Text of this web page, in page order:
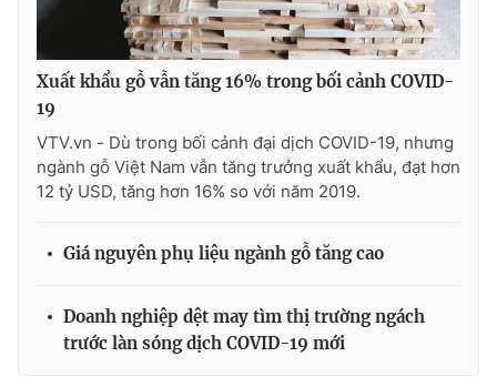
Xuất khẩu gỗ vẫn tăng 16% trong bối cảnh COVID-
19
VTV.vn - Dù trong bối cảnh đại dịch COVID-19, nhưng
ngành gỗ Việt Nam vẫn tăng trưởng xuất khẩu, đạt hơn
12 tỷ USD, tăng hơn 16% so với năm 2019.
Giá nguyên phụ liệu ngành gỗ tăng cao
Doanh nghiệp dệt may tìm thị trường ngách
trước làn sóng dịch COVID-19 mới